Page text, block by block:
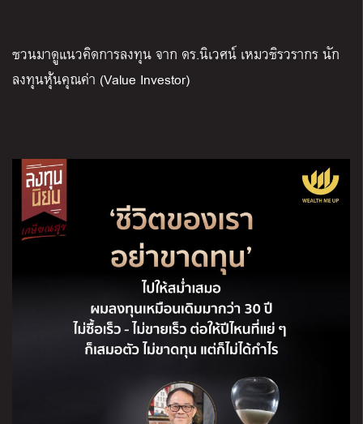
ชวนมาดูแนวคิดการลงทุน จาก ดร.นิเวศน์ เหมวชิรวรากร นัก
ลงทุนหุ้นคุณค่า (Value Investor)